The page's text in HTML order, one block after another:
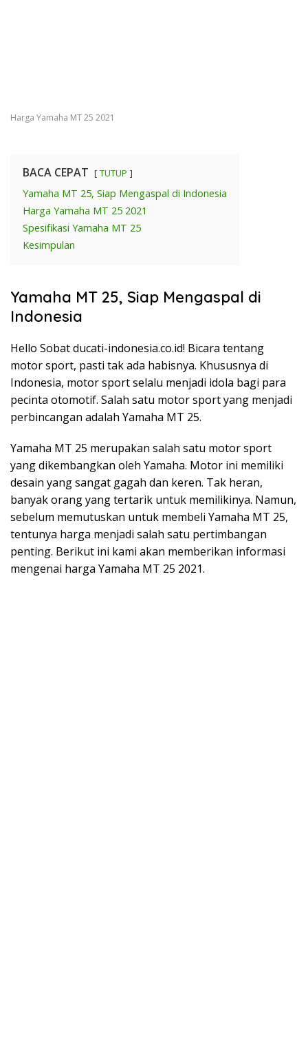
Harga Yamaha MT 25 2021
BACA CEPAT TUTUP
Yamaha MT 25, Siap Mengaspal di Indonesia
Harga Yamaha MT 25 2021
Spesifikasi Yamaha MT 25
Kesimpulan
Yamaha MT 25, Siap Mengaspal di
Indonesia
Hello Sobat ducati-indonesia.co.id! Bicara tentang
motor sport, pasti tak ada habisnya. Khususnya di
Indonesia, motor sport selalu menjadi idola bagi para
pecinta otomotif. Salah satu motor sport yang menjadi
perbincangan adalah Yamaha MT 25.
Yamaha MT 25 merupakan salah satu motor sport
yang dikembangkan oleh Yamaha. Motor ini memiliki
desain yang sangat gagah dan keren. Tak heran,
banyak orang yang tertarik untuk memilikinya. Namun,
sebelum memutuskan untuk membeli Yamaha MT 25,
tentunya harga menjadi salah satu pertimbangan
penting. Berikut ini kami akan memberikan informasi
mengenai harga Yamaha MT 25 2021.